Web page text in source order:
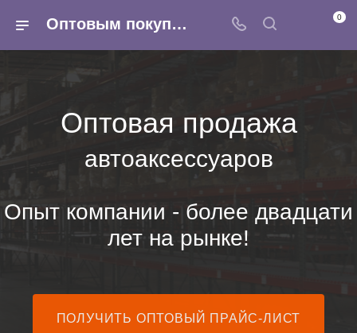
Оптовым покупателям - ARMINA - Автоаксессуары оптом 0
Оптовая продажа
автоаксессуаров
Опыт компании - более двадцати
лет на рынке!
ПОЛУЧИТЬ ОПТОВЫЙ ПРАЙС-ЛИСТ